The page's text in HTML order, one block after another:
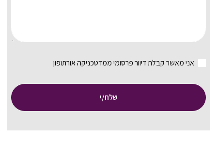
אני מאשר קבלת דיוור פרסומי ממדטכניקה אורתופון
שלח/י